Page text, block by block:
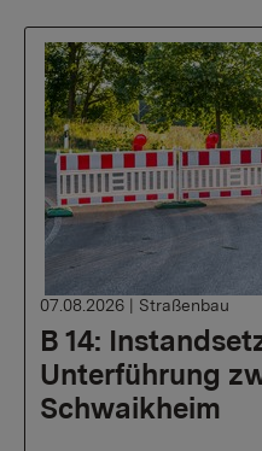
B 14:
Unterführung
Schwaikheim
07.08.2026 | Straßenbau